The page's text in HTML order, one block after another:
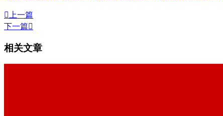
 上一篇
下一篇
相关文章